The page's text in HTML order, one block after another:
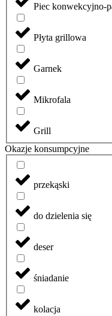
Piec konwekcyjno-
Płyta grillowa
Garnek
Mikrofala
Grill
Okazje konsumpcyjne
przekąski
do dzielenia się
deser
śniadanie
kolacja